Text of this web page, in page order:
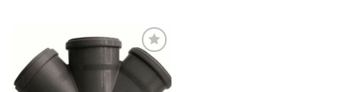
Zur
Wunschliste
hinzufügen